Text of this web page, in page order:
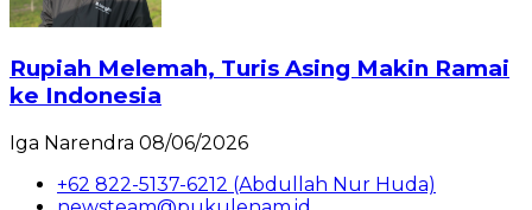
Rupiah Melemah, Turis Asing Makin Ramai
ke Indonesia
Iga Narendra 08/06/2026
+62 822-5137-6212 (Abdullah Nur Huda)